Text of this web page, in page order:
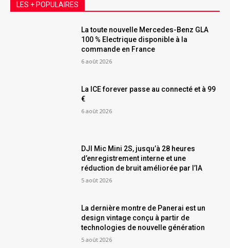
LES + POPULAIRES
La toute nouvelle Mercedes-Benz GLA
100 % Electrique disponible à la
commande en France
6 août 2026
La ICE forever passe au connecté et à 99
€
6 août 2026
DJI Mic Mini 2S, jusqu’à 28 heures
d’enregistrement interne et une
réduction de bruit améliorée par l’IA
5 août 2026
La dernière montre de Panerai est un
design vintage conçu à partir de
technologies de nouvelle génération
5 août 2026